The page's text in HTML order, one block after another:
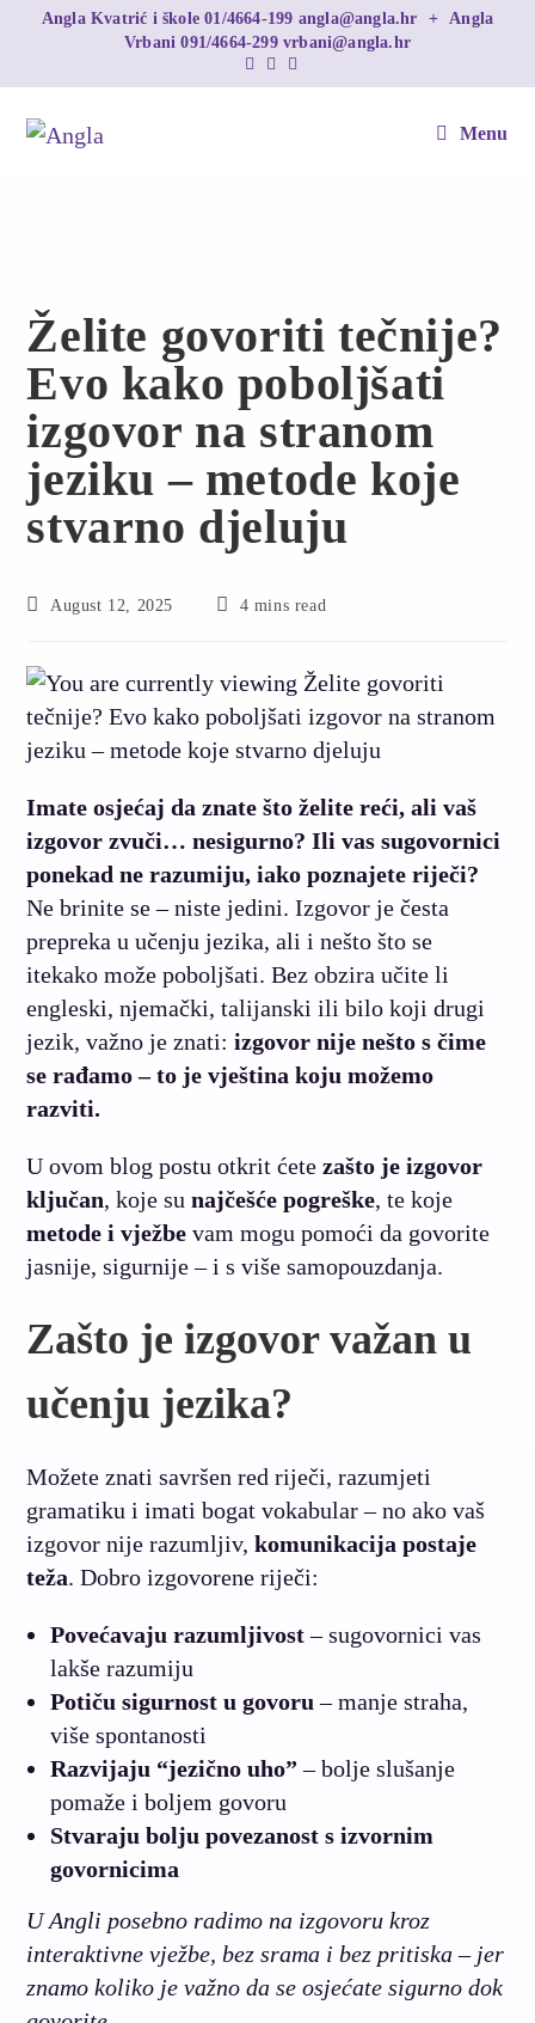
Angla Kvatrić i škole01/4664-199 angla@angla.hr +
Angla
Vrbani091/4664-299 vrbani@angla.hr
Menu
Želite govoriti tečnije?
Evo kako poboljšati
izgovor na stranom
jeziku – metode koje
stvarno djeluju
August 12, 2025 4 mins read
Imate osjećaj da znate što želite reći, ali vaš
izgovor zvuči… nesigurno? Ili vas sugovornici
ponekad ne razumiju, iako poznajete riječi?
Ne brinite se – niste jedini. Izgovor je česta
prepreka u učenju jezika, ali i nešto što se
itekako može poboljšati. Bez obzira učite li
engleski, njemački, talijanski ili bilo koji drugi
jezik, važno je znati:izgovor nije nešto s čime
se rađamo – to je vještina koju možemo
razviti.
U ovom blog postu otkrit ćetezašto je izgovor
ključan, koje sunajčešće pogreške, te koje
metode i vježbe vam mogu pomoći da govorite
jasnije, sigurnije – i s više samopouzdanja.
Zašto je izgovor važan u
učenju jezika?
Možete znati savršen red riječi, razumjeti
gramatiku i imati bogat vokabular – no ako vaš
izgovor nije razumljiv,komunikacija postaje
teža. Dobro izgovorene riječi:
Povećavaju razumljivost– sugovornici vas
lakše razumiju
Potiču sigurnost u govoru – manje straha,
više spontanosti
Razvijaju “jezično uho” – bolje slušanje
pomaže i boljem govoru
Stvaraju bolju povezanost s izvornim
govornicima
U Angli posebno radimo na izgovoru kroz
interaktivne vježbe, bez srama i bez pritiska – jer
znamo koliko je važno da se osjećate sigurno dok